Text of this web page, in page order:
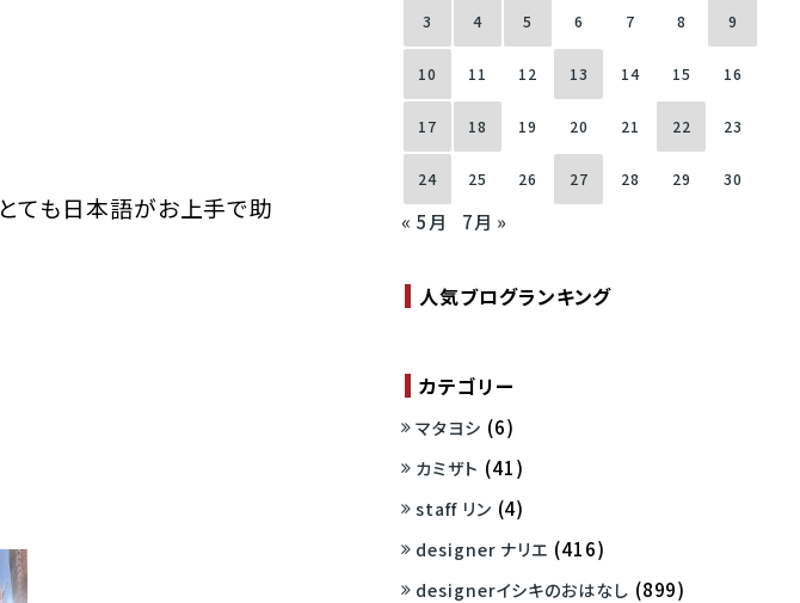
とても日本語がお上手で助
3 4 5 6 7 8 9
10 11 12 13 14 15 16
17 18 19 20 21 22 23
24 25 26 27 28 29 30
« 5月 7月 »
人気ブログランキング
カテゴリー
マタヨシ (6)
カミザト (41)
staff リン (4)
designer ナリエ (416)
designerイシキのおはなし (899)